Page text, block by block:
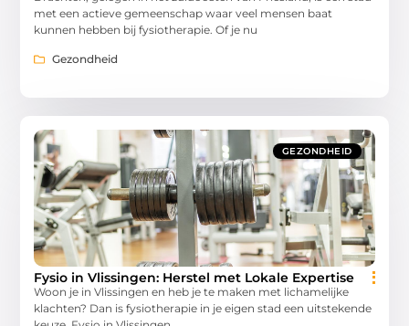
met een actieve gemeenschap waar veel mensen baat
kunnen hebben bij fysiotherapie. Of je nu
Gezondheid
GEZONDHEID
Fysio in Vlissingen: Herstel met Lokale Expertise
Woon je in Vlissingen en heb je te maken met lichamelijke
klachten? Dan is fysiotherapie in je eigen stad een uitstekende